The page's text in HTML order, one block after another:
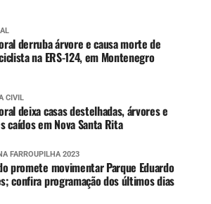
derruba árvore e causa morte de
na ERS-124, em Montenegro
CIVIL
deixa casas destelhadas, árvores e
caídos em Nova Santa Rita
FARROUPILHA 2023
promete movimentar Parque Eduardo
confira programação dos últimos dias